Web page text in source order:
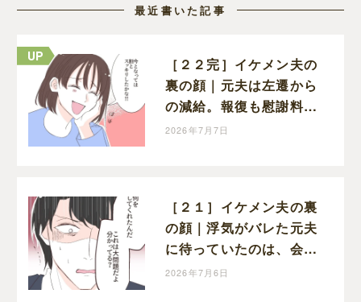
最近書いた記事
［２２完］イケメン夫の
裏の顔｜元夫は左遷から
の減給。報復も慰謝料請
求も果たせた妻はスッキ
2026年7月7日
［２１］イケメン夫の裏
の顔｜浮気がバレた元夫
に待っていたのは、会社
からの厳しい処罰と信頼
2026年7月6日